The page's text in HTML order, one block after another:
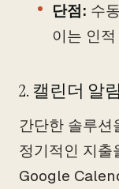
단점: 수
이는 인
2. 캘린더 알림
간단한 솔루션
정기적인 지출
Google